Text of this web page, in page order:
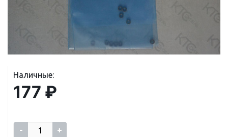
Наличные:
177 ₽
- +